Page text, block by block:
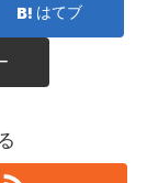
はてブ